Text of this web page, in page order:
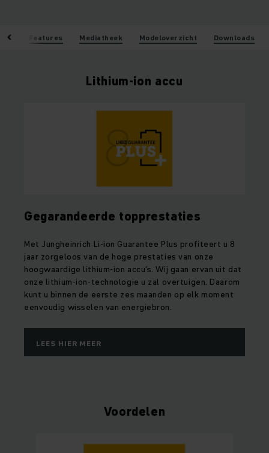
Features Mediatheek Modeloverzicht Downloads
Lithium-ion accu
Gegarandeerde topprestaties
Met Jungheinrich Li-ion Guarantee Plus profiteert u 8
jaar zorgeloos van de hoge prestaties van onze
hoogwaardige lithium-ion accu's. Wij gaan ervan uit dat
onze lithium-ion-technologie u zal overtuigen. Daarom
kunt u binnen de eerste zes maanden op elk moment
eenvoudig wisselen van energiebron.
LEES HIER MEER
Voordelen